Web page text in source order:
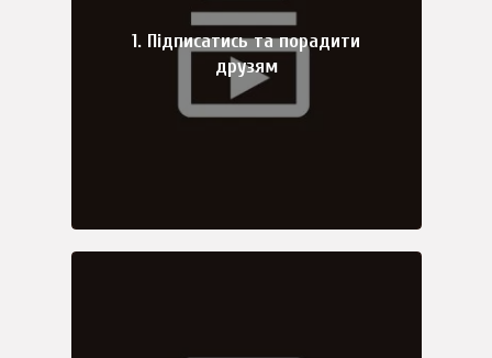
1. Підписатись та порадити
друзям